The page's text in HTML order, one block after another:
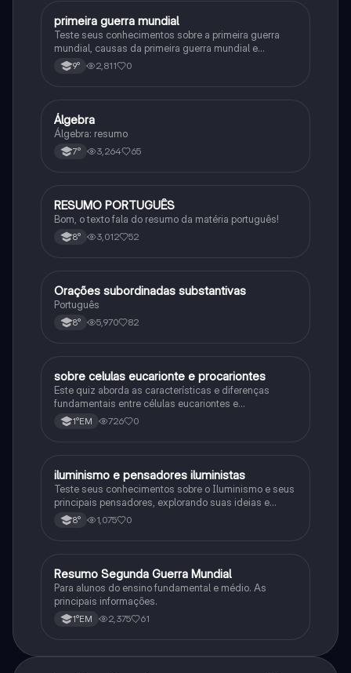
História
primeira guerra mundial
Teste seus conhecimentos sobre a primeira guerra
mundial, causas da primeira guerra mundial e
consequências da Primeira Guerra Mundial, fases da
primeira guerra mundial
9° 2,811 0
Matematica
Álgebra
Álgebra: resumo
7° 3,264 65
Português
RESUMO PORTUGUÊS
Bom, o texto fala do resumo da matéria português!
8° 3,012 52
Português
Orações subordinadas substantivas
Português
8° 5,970 82
Biologia
sobre celulas eucarionte e procariontes
Este quiz aborda as características e diferenças
fundamentais entre células eucariontes e
procariontes.
1°EM 726 0
História
iluminismo e pensadores iluministas
Teste seus conhecimentos sobre o Iluminismo e seus
principais pensadores, explorando suas ideias e
impacto histórico.
8° 1,075 0
História
Resumo Segunda Guerra Mundial
Para alunos do ensino fundamental e médio. As
principais informações.
1°EM 2,375 61